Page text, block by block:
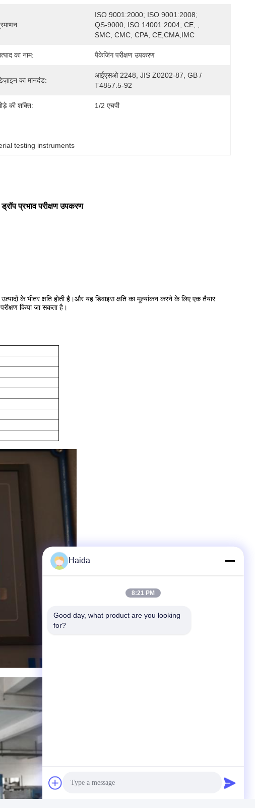
ISO 9001:2000; ISO 9001:2008;
QS-9000; ISO 14001:2004; CE, ,
SMC, CMC, CPA, CE,CMA,IMC
का नाम: पैकेजिंग परीक्षण उपकरण
का मानदंड:
आईएसओ 2248, JIS Z0202-87, GB /
T4857.5-92
की शक्ति: 1/2 एचपी
testing instruments
प्रभाव परीक्षण उपकरण
के भीतर क्षति होती है।और यह डिवाइस क्षति का मूल्यांकन करने के लिए एक तैयार
किया जा सकता है।
Haida
8:21 PM
Good day, what product are you looking
for?